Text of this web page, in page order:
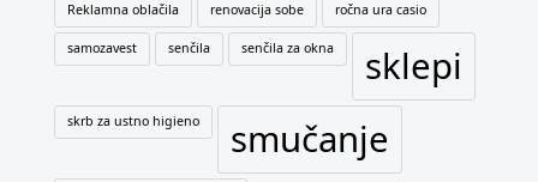
Reklamna oblačila renovacija sobe ročna ura casio
samozavest senčila senčila za okna sklepi
skrb za ustno higieno smučanje